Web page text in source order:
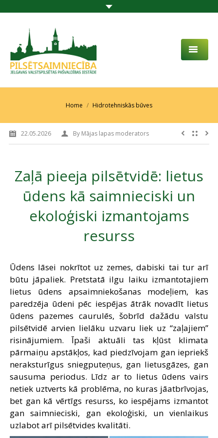
PAR MUMS
SABIEDRĪBAS LĪDZDALĪBA
Home Hidrotehniskās būves
22.05.2026 By Mājas lapas moderators
Zaļā pieeja pilsētvidē: lietus
ūdens kā saimnieciski un
ekoloģiski izmantojams
resurss
Ūdens lāsei nokrītot uz zemes, dabiski tai tur arī
būtu jāpaliek. Pretstatā ilgu laiku izmantotajiem
lietus ūdens apsaimniekošanas modeļiem, kas
paredzēja ūdeni pēc iespējas ātrāk novadīt lietus
ūdens pazemes caurulēs, šobrīd dažādu valstu
pilsētvidē arvien lielāku uzvaru liek uz “zaļajiem”
risinājumiem. Īpaši aktuāli tas kļūst klimata
pārmaiņu apstākļos, kad piedzīvojam gan iepriekš
neraksturīgus sniegputeņus, gan lietusgāzes, gan
sausuma periodus. Līdz ar to lietus ūdens vairs
netiek uztverts kā problēma, no kuras jāatbrīvojas,
bet gan kā vērtīgs resurss, ko iespējams izmantot
gan saimnieciski, gan ekoloģiski, un vienlaikus
uzlabot arī pilsētvides kvalitāti.